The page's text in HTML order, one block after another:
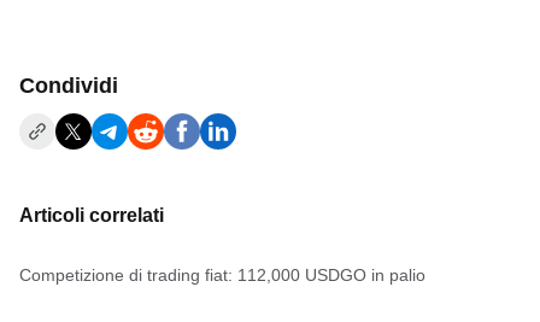
Condividi
Articoli correlati
Competizione di trading fiat: 112,000 USDGO in palio